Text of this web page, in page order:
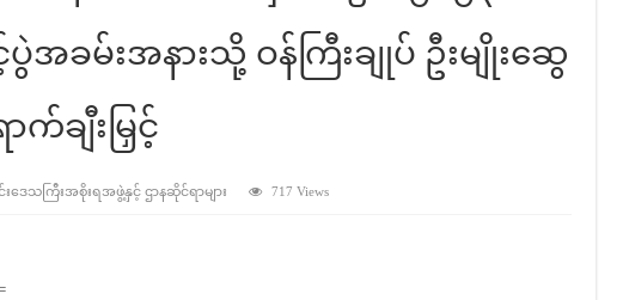
အခမ်းအနားသို့ ဝန်ကြီးချုပ် ဦးမျိုးဆွေ
က်ချီးမြှင့်
ဒေသကြီးအစိုးရအဖွဲ့နှင့် ဌာနဆိုင်ရာများ 717 Views